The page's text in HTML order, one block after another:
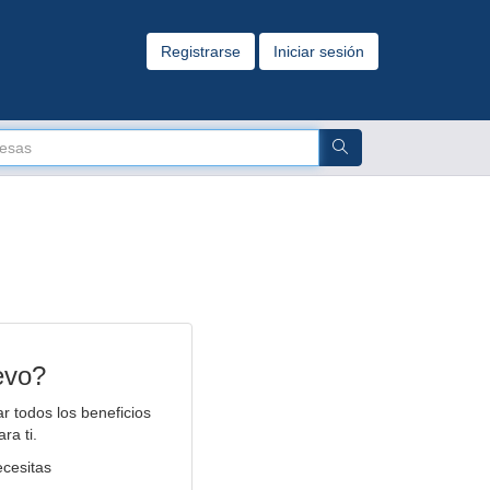
Registrarse Iniciar sesión
todos los beneficios
ti.